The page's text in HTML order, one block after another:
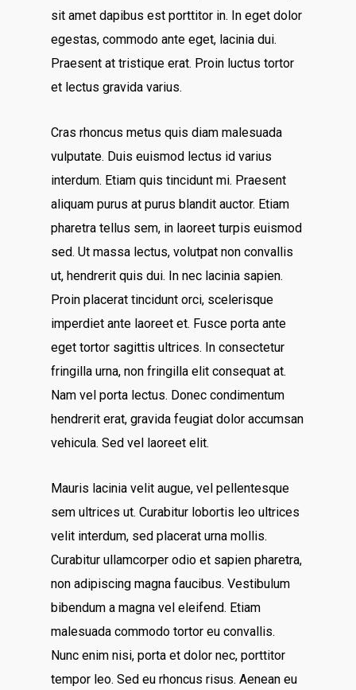
sit amet dapibus est porttitor in. In eget dolor
egestas, commodo ante eget, lacinia dui.
Praesent at tristique erat. Proin luctus tortor
et lectus gravida varius.
Cras rhoncus metus quis diam malesuada
vulputate. Duis euismod lectus id varius
interdum. Etiam quis tincidunt mi. Praesent
aliquam purus at purus blandit auctor. Etiam
pharetra tellus sem, in laoreet turpis euismod
sed. Ut massa lectus, volutpat non convallis
ut, hendrerit quis dui. In nec lacinia sapien.
Proin placerat tincidunt orci, scelerisque
imperdiet ante laoreet et. Fusce porta ante
eget tortor sagittis ultrices. In consectetur
fringilla urna, non fringilla elit consequat at.
Nam vel porta lectus. Donec condimentum
hendrerit erat, gravida feugiat dolor accumsan
vehicula. Sed vel laoreet elit.
Mauris lacinia velit augue, vel pellentesque
sem ultrices ut. Curabitur lobortis leo ultrices
velit interdum, sed placerat urna mollis.
Curabitur ullamcorper odio et sapien pharetra,
non adipiscing magna faucibus. Vestibulum
bibendum a magna vel eleifend. Etiam
malesuada commodo tortor eu convallis.
Nunc enim nisi, porta et dolor nec, porttitor
tempor leo. Sed eu rhoncus risus. Aenean eu